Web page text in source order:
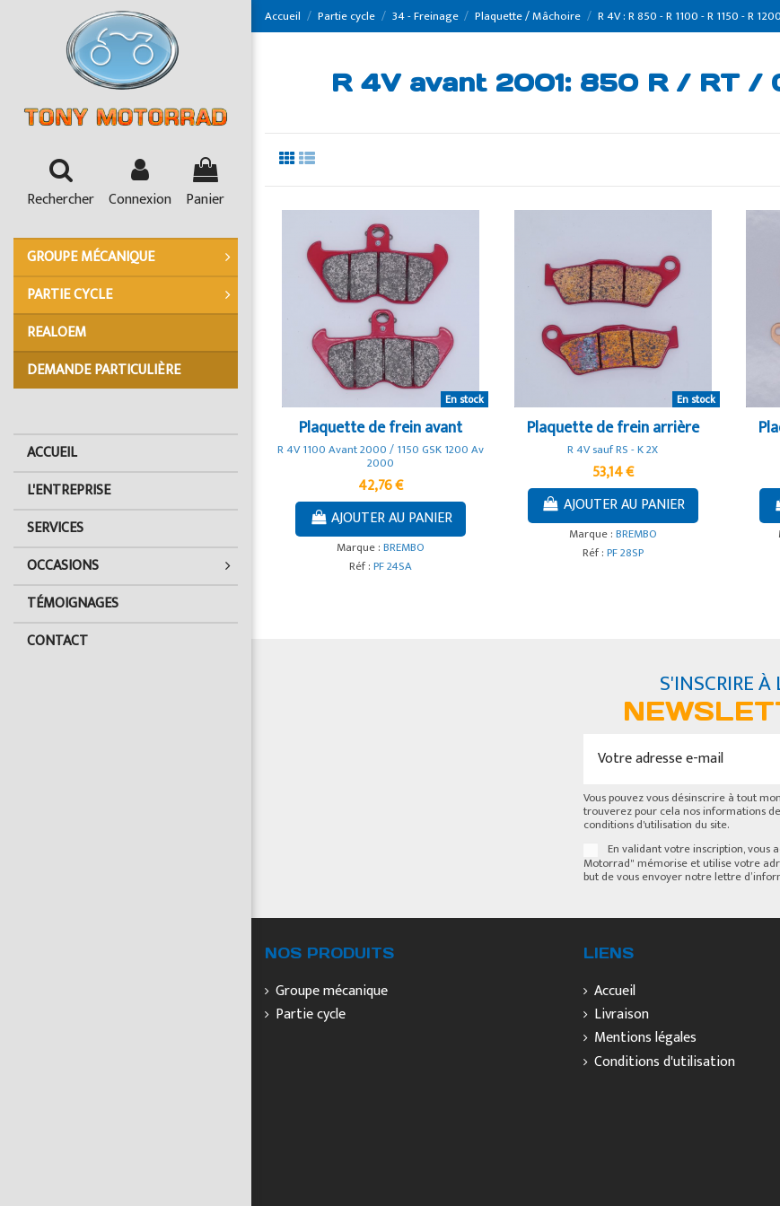
Rechercher Connexion Panier
GROUPE MÉCANIQUE
PARTIE CYCLE
REALOEM
DEMANDE PARTICULIÈRE
ACCUEIL
L'ENTREPRISE
SERVICES
OCCASIONS
TÉMOIGNAGES
CONTACT
Accueil Partie cycle 34 - Freinage Plaquette / Mâchoire R 4V : R 850 - R 1100 - R 1150 - R 1200
R 4V avant 2001: 850 R / RT /
En stock
Plaquette de frein avant
R 4V 1100 Avant 2000 / 1150 GSK 1200 Av
2000
42,76 €
AJOUTER AU PANIER
Marque :BREMBO
Réf :PF 24SA
En stock
Plaquette de frein arrière
R 4V sauf RS - K 2X
53,14 €
AJOUTER AU PANIER
Marque :BREMBO
Réf :PF 28SP
S'INSCRIRE À
Vous pouvez vous désinscrire à tout
trouverez pour cela nos informations
conditions d'utilisation du site.
En validant votre inscription, vous
Motorrad" mémorise et utilise votre
but de vous envoyer notre lettre
NOS PRODUITS
Groupe mécanique
Partie cycle
LIENS
Accueil
Livraison
Mentions légales
Conditions d'utilisation
Panneau de gestion des cookies